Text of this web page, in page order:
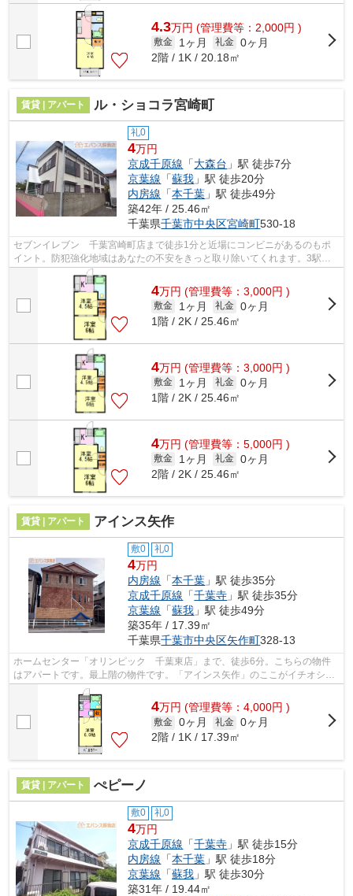
4.3万円 (管理費等：2,000円 )
敷金 1ヶ月 礼金 0ヶ月
2階 / 1K / 20.18㎡
賃貸 | アパート ル・ショコラ宮崎町
礼0
4万円
京成千原線 「大森台 」駅 徒歩7分
京葉線 「蘇我 」駅 徒歩20分
内房線 「本千葉 」駅 徒歩49分
築42年 / 25.46㎡
千葉県千葉市中央区宮崎町530-18
セブンイレブン 千葉宮崎町店まで徒歩1分と近場にコンビニがあるのもポ
イント。防犯強化地域はあなたの不安をきっと取り除いてくれます。3駅以
上利用できる立地となっていて、様々な...
4万円 (管理費等：3,000円 )
敷金 1ヶ月 礼金 0ヶ月
1階 / 2K / 25.46㎡
4万円 (管理費等：3,000円 )
敷金 1ヶ月 礼金 0ヶ月
1階 / 2K / 25.46㎡
4万円 (管理費等：5,000円 )
敷金 1ヶ月 礼金 0ヶ月
2階 / 2K / 25.46㎡
賃貸 | アパート アインス矢作
敷0 礼0
4万円
内房線 「本千葉 」駅 徒歩35分
京成千原線 「千葉寺 」駅 徒歩35分
京葉線 「蘇我 」駅 徒歩49分
築35年 / 17.39㎡
千葉県千葉市中央区矢作町328-13
ホームセンター「オリンピック 千葉東店」まで、徒歩6分。こちらの物件
はアパートです。最上階の物件です。「アインス矢作」のここがイチオシ。
エバンス 蘇我店までのお問い合わせな...
4万円 (管理費等：4,000円 )
敷金 0ヶ月 礼金 0ヶ月
2階 / 1K / 17.39㎡
賃貸 | アパート ぺピーノ
敷0 礼0
4万円
京成千原線 「千葉寺 」駅 徒歩15分
内房線 「本千葉 」駅 徒歩18分
京葉線 「蘇我 」駅 徒歩30分
築31年 / 19.44㎡